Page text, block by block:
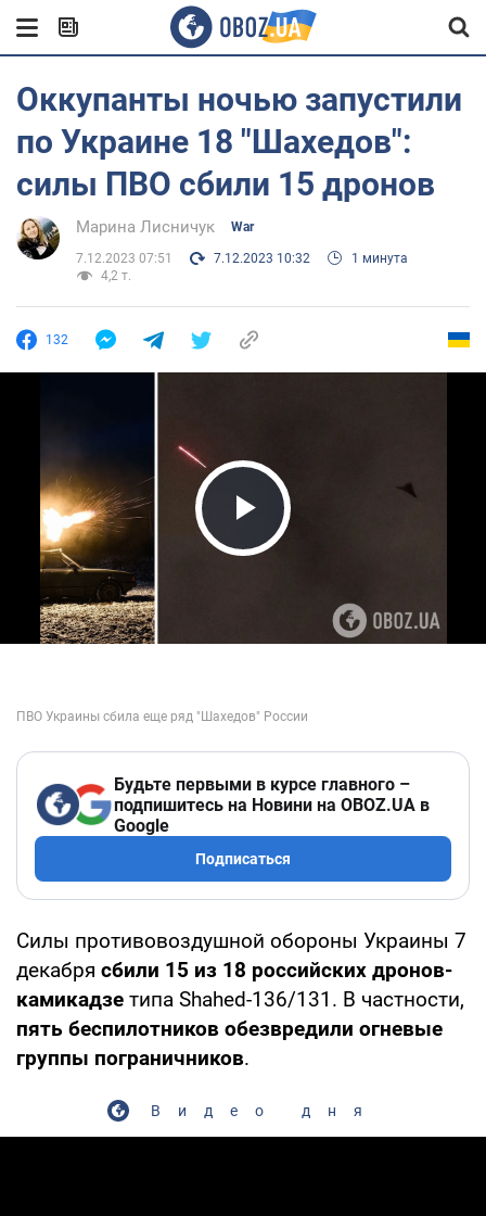
Оккупанты ночью запустили
по Украине 18 "Шахедов":
силы ПВО сбили 15 дронов
Марина Лисничук War
7.12.2023 07:51 7.12.2023 10:32
1 минута
4,2 т.
132
Play Video
Будьте первыми в курсе главного –
подпишитесь на Новини на OBOZ.UA в
Google
Подписаться
Силы противовоздушной обороны Украины 7
декабря сбили 15 из 18 российских дронов-
камикадзе типа Shahed-136/131. В частности,
пять беспилотников обезвредили огневые
группы пограничников.
Видео дня